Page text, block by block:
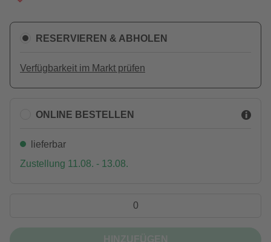
RESERVIEREN & ABHOLEN
Verfügbarkeit im Markt prüfen
ONLINE BESTELLEN
lieferbar
Zustellung 11.08. - 13.08.